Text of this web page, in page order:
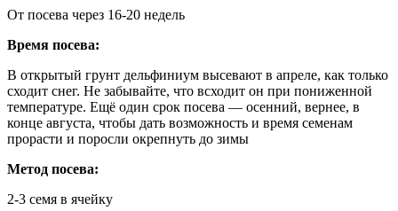
От посева через 16-20 недель
Время посева:
В открытый грунт дельфиниум высевают в апреле, как только
сходит снег. Не забывайте, что всходит он при пониженной
температуре. Ещё один срок посева — осенний, вернее, в
конце августа, чтобы дать возможность и время семенам
прорасти и поросли окрепнуть до зимы
Метод посева:
2-3 семя в ячейку